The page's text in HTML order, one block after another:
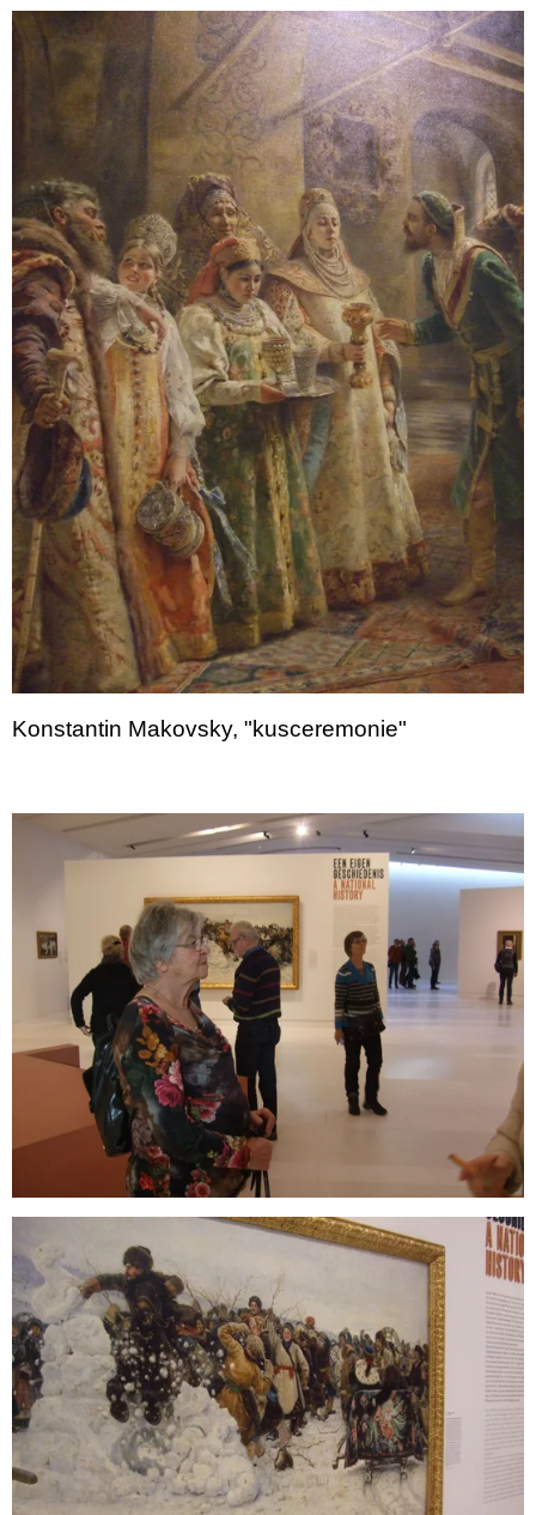
Konstantin Makovsky, "kusceremonie"